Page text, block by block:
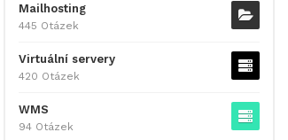
Mailhosting
445 Otázek
Virtuální servery
420 Otázek
WMS
94 Otázek